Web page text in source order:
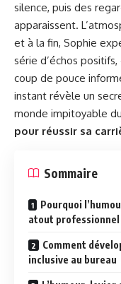
silence, puis des
apparaissent.
et à la fin, Sophie
série d’échos
coup de pouce
instant révèle un
monde impitoyable
pour réussir sa
Sommaire
Pourquoi
atout professionnel
Comment
inclusive au bureau